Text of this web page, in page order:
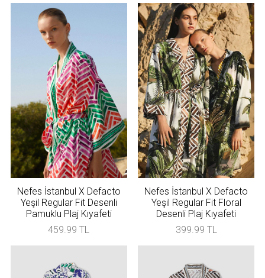
Nefes İstanbul X Defacto
Yeşil Regular Fit Desenli
Pamuklu Plaj Kıyafeti
459.99 TL
Nefes İstanbul X Defacto
Yeşil Regular Fit Floral
Desenli Plaj Kıyafeti
399.99 TL